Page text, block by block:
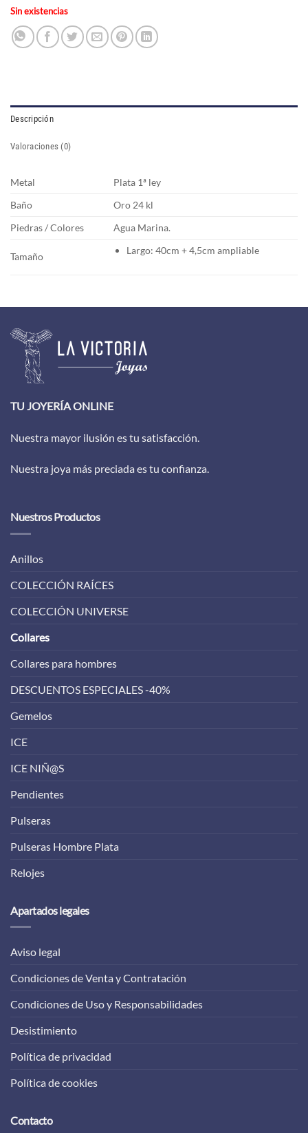
Sin existencias
Descripción
Valoraciones (0)
Metal
Plata 1ª ley
Baño
Oro 24 kl
Piedras / Colores
Agua Marina.
Tamaño
Largo: 40cm + 4,5cm ampliable
TU JOYERÍA ONLINE
Nuestra mayor ilusión es tu satisfacción.
Nuestra joya más preciada es tu confianza.
Nuestros Productos
Anillos
COLECCIÓN RAÍCES
COLECCIÓN UNIVERSE
Collares
Collares para hombres
DESCUENTOS ESPECIALES -40%
Gemelos
ICE
ICE NIÑ@S
Pendientes
Pulseras
Pulseras Hombre Plata
Relojes
Apartados legales
Aviso legal
Condiciones de Venta y Contratación
Condiciones de Uso y Responsabilidades
Desistimiento
Política de privacidad
Política de cookies
Contacto